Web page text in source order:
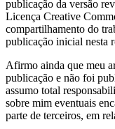
publicação da versão
Licença Creative
compartilhamento do
publicação inicial nesta
Afirmo ainda que meu
publicação e não foi
assumo total
sobre mim eventuais
parte de terceiros, em